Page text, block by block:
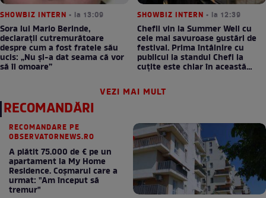
SHOWBIZ INTERN • la 13:09
Sora lui Mario Berinde,
declarații cutremurătoare
despre cum a fost fratele său
ucis: „Nu și-a dat seama că vor
să îl omoare”
SHOWBIZ INTERN • la 12:39
Chefii vin la Summer Well cu
cele mai savuroase gustări de
festival. Prima întâlnire cu
publicul la standul Chefi la
cuțite este chiar în această
VEZI MAI MULT
RECOMANDĂRI
RECOMANDARE PE
OBSERVATORNEWS.RO
A plătit 75.000 de € pe un
apartament la My Home
Residence. Coşmarul care a
urmat: "Am început să
tremur"